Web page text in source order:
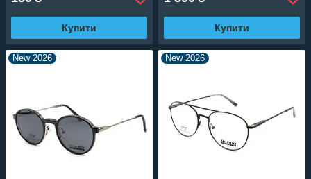
Купити Купити
New 2026 New 2026